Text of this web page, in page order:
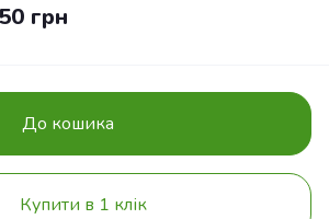
грн
До кошика
Купити в 1 клік